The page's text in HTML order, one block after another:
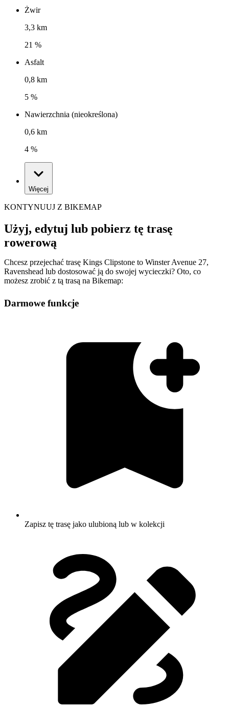
Żwir
3,3 km
21 %
Asfalt
0,8 km
5 %
Nawierzchnia (nieokreślona)
0,6 km
4 %
Więcej
KONTYNUUJ Z BIKEMAP
Użyj, edytuj lub pobierz tę trasę
rowerową
Chcesz przejechać trasę Kings Clipstone to Winster Avenue 27,
Ravenshead lub dostosować ją do swojej wycieczki? Oto, co
możesz zrobić z tą trasą na Bikemap:
Darmowe funkcje
Zapisz tę trasę jako ulubioną lub w kolekcji